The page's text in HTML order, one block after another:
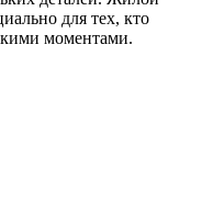
для тех, кто
моментами.